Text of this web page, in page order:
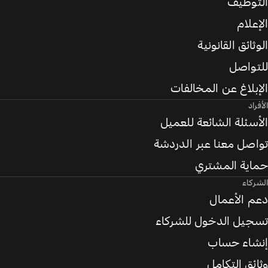
التوظيف
الإعلام
الوثائق القانونية
للتواصل
الإبلاغ عن المخالفات
الأفراد
الأسئلة الشائعة للعميل
تواصل معنا عبر الدردشة
حماية المشتري
الشركاء
دعم الأعمال
تسجيل الدخول للشركاء
إنشاء حساب
وثائق التكامل